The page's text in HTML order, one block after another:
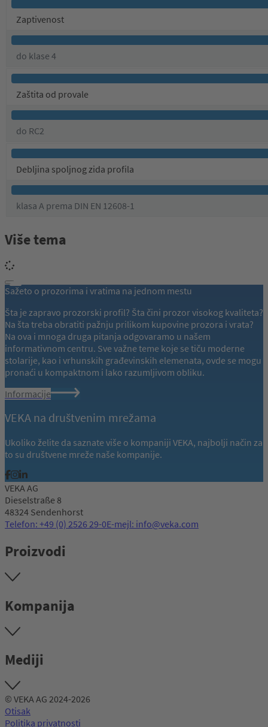
Zaptivenost
do klase 4
Zaštita od provale
do RC2
Debljina spoljnog zida profila
klasa A prema DIN EN 12608-1
Više tema
Sažeto o prozorima i vratima na jednom mestu
Šta je zapravo prozorski profil? Šta čini prozor visokog kvaliteta?
Na šta treba obratiti pažnju prilikom kupovine prozora i vrata?
Na ova i mnoga druga pitanja odgovaramo u našem
informativnom centru. Sve važne teme koje se tiču moderne
stolarije, kao i vrhunskih građevinskih elemenata, ovde se mogu
pronaći u kompaktnom i lako razumljivom obliku.
Informacije
VEKA na društvenim mrežama
Ukoliko želite da saznate više o kompaniji VEKA, najbolji način za
to su društvene mreže naše kompanije.
VEKA AG
Dieselstraße 8
48324 Sendenhorst
Telefon: +49 (0) 2526 29-0E-mejl: info@veka.com
Proizvodi
Kompanija
Mediji
© VEKA AG 2024-2026
Otisak
Politika privatnosti